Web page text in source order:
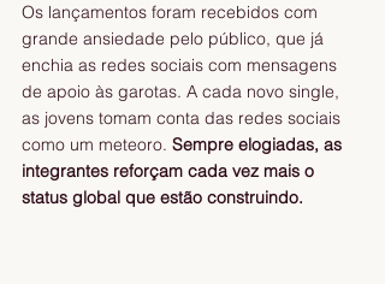
Os lançamentos foram recebidos com
grande ansiedade pelo público, que já
enchia as redes sociais com mensagens
de apoio às garotas. A cada novo single,
as jovens tomam conta das redes sociais
como um meteoro. Sempre elogiadas, as
integrantes reforçam cada vez mais o
status global que estão construindo.